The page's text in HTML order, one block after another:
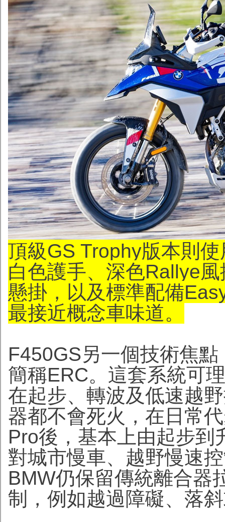
頂級GS Trophy版本則
白色護手、深色Rallye
懸掛，以及標準配備
最接近概念車味道。
F450GS另一個技術焦
簡稱ERC。這套系統可
在起步、轉波及低速越
器都不會死火，在日常
Pro後，基本上由起步到
對城市慢車、越野慢速
BMW仍保留傳統離合器
制，例如越過障礙、落